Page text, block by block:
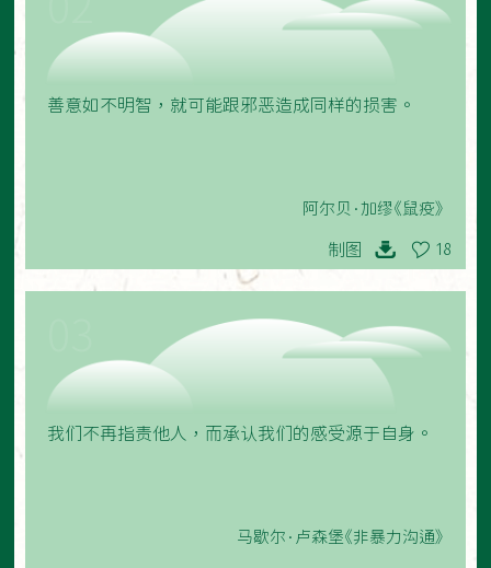
善意如不明智，就可能跟邪恶造成同样的损害。
阿尔贝·加缪《鼠疫》
制图 18
我们不再指责他人，而承认我们的感受源于自身。
马歇尔·卢森堡《非暴力沟通》